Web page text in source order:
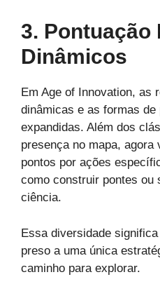
3. Pontuação
Dinâmicos
Em Age of Innovation, as
dinâmicas e as formas de
expandidas. Além dos
presença no mapa, agora
pontos por ações
como construir pontes ou
ciência.
Essa diversidade
preso a uma única
caminho para explorar.